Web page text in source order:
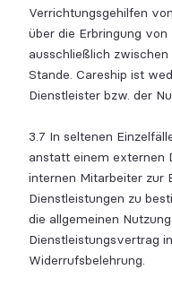
Verrichtungsgehilfen
über die Erbringung
ausschließlich
Stande. Careship ist
Dienstleister bzw. der
3.7 In seltenen
anstatt einem externen
internen Mitarbeiter zur
Dienstleistungen zu
die allgemeinen
Dienstleistungsvertrag
Widerrufsbelehrung.